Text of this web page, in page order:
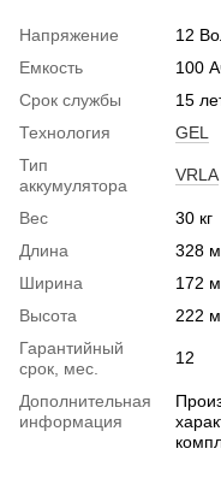
Напряжение
12
Емкость
100
Срок службы
15
Технология
GEL
Тип
аккумулятора
VRLA
Вес
30 кг
Длина
328
Ширина
172
Высота
222
Гарантийный
срок, мес.
12
Дополнительная
информация